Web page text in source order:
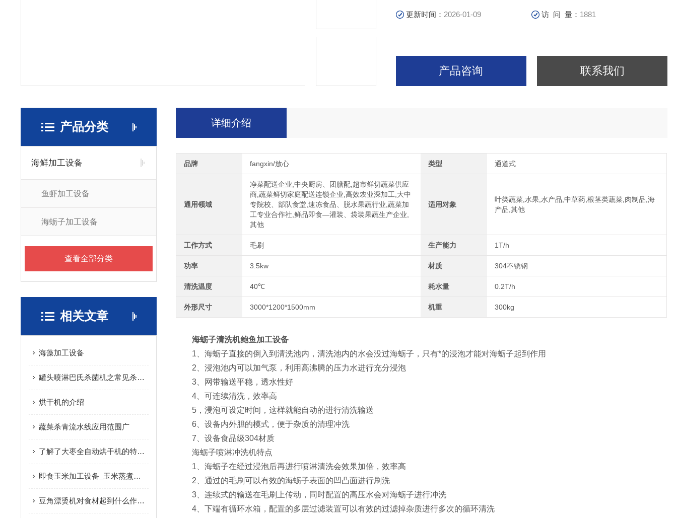
更新时间： 2026-01-09 访 问 量： 1881
产品咨询 联系我们
产品分类
海鲜加工设备
鱼虾加工设备
海蛎子加工设备
查看全部分类
相关文章
海藻加工设备
罐头喷淋巴氏杀菌机之常见杀菌方法介绍
烘干机的介绍
蔬菜杀青流水线应用范围广
了解了大枣全自动烘干机的特点才能更好的使用它
即食玉米加工设备_玉米蒸煮机|产品推荐
豆角漂烫机对食材起到什么作用？
详细介绍
品牌 fangxin/放心 类型 通道式
通用领域
净菜配送企业,中央厨房、团膳配,超市鲜切蔬菜供应
商,蔬菜鲜切家庭配送连锁企业,高效农业深加工,大中
专院校、部队食堂,速冻食品、脱水果蔬行业,蔬菜加
工专业合作社,鲜品即食—灌装、袋装果蔬生产企业,
其他
适用对象
叶类蔬菜,水果,水产品,中草药,根茎类蔬菜,肉制品,海
产品,其他
工作方式 毛刷 生产能力 1T/h
功率 3.5kw 材质 304不锈钢
清洗温度 40℃ 耗水量 0.2T/h
外形尺寸 3000*1200*1500mm 机重 300kg
海蛎子清洗机鲍鱼加工设备
1、海蛎子直接的倒入到清洗池内，清洗池内的水会没过海蛎子，只有*的浸泡才能对海蛎子起到作用
2、浸泡池内可以加气泵，利用高沸腾的压力水进行充分浸泡
3、网带输送平稳，透水性好
4、可连续清洗，效率高
5，浸泡可设定时间，这样就能自动的进行清洗输送
6、设备内外胆的模式，便于杂质的清理冲洗
7、设备食品级304材质
海蛎子喷淋冲洗机特点
1、海蛎子在经过浸泡后再进行喷淋清洗会效果加倍，效率高
2、通过的毛刷可以有效的海蛎子表面的凹凸面进行刷洗
3、连续式的输送在毛刷上传动，同时配置的高压水会对海蛎子进行冲洗
4、下端有循环水箱，配置的多层过滤装置可以有效的过滤掉杂质进行多次的循环清洗